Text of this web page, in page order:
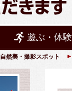
遊ぶ・体験
自然美・撮影スポット